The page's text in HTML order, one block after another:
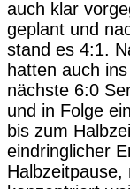
auch klar
geplant und
stand es 4:1.
hatten auch
nächste 6:0
und in Folge
bis zum
eindringlicher
Halbzeitpause,